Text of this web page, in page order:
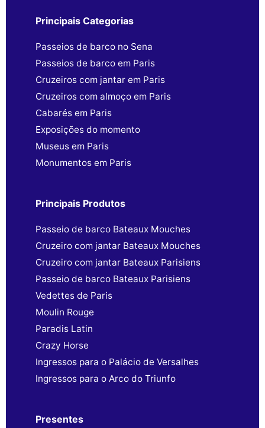
Principais Categorias
Passeios de barco no Sena
Passeios de barco em Paris
Cruzeiros com jantar em Paris
Cruzeiros com almoço em Paris
Cabarés em Paris
Exposições do momento
Museus em Paris
Monumentos em Paris
Principais Produtos
Passeio de barco Bateaux Mouches
Cruzeiro com jantar Bateaux Mouches
Cruzeiro com jantar Bateaux Parisiens
Passeio de barco Bateaux Parisiens
Vedettes de Paris
Moulin Rouge
Paradis Latin
Crazy Horse
Ingressos para o Palácio de Versalhes
Ingressos para o Arco do Triunfo
Presentes